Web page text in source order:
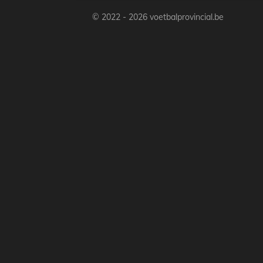
© 2022 - 2026 voetbalprovincial.be